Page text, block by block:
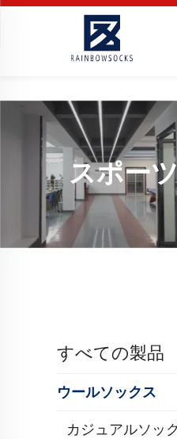
スポー
すべての製品
ウールソックス
カジュアルソッ